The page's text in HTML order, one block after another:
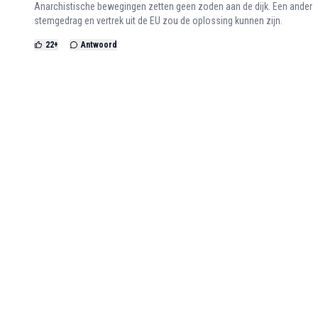
Anarchistische bewegingen zetten geen zoden aan de dijk. Een ander
stemgedrag en vertrek uit de EU zou de oplossing kunnen zijn.
22+ Antwoord